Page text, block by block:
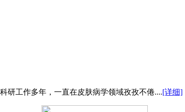
研工作多年，一直在皮肤病学领域孜孜不倦....[详细]